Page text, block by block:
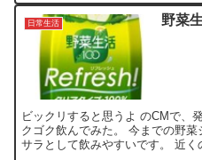
日常生活
ビックリすると思うよ のCMで、
クゴク飲んでみた。 今までの野
サラとして飲みやすいです。 近く